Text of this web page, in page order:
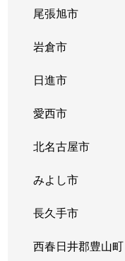
尾張旭市
岩倉市
日進市
愛西市
北名古屋市
みよし市
長久手市
西春日井郡豊山町